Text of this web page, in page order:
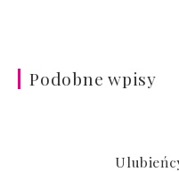
Podobne wpisy